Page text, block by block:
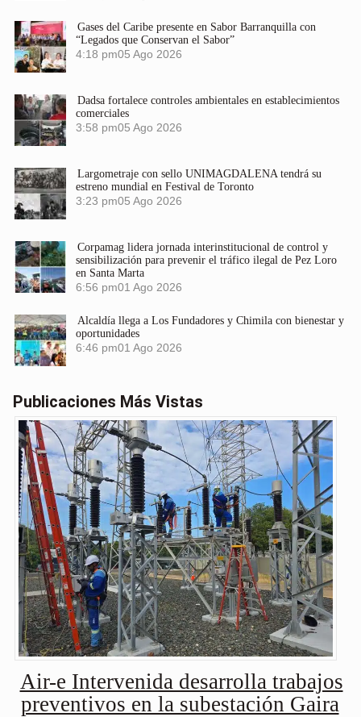
Gases del Caribe presente en Sabor Barranquilla con
“Legados que Conservan el Sabor”
4:18 pm05 Ago 2026
Dadsa fortalece controles ambientales en establecimientos
comerciales
3:58 pm05 Ago 2026
Largometraje con sello UNIMAGDALENA tendrá su
estreno mundial en Festival de Toronto
3:23 pm05 Ago 2026
Corpamag lidera jornada interinstitucional de control y
sensibilización para prevenir el tráfico ilegal de Pez Loro
en Santa Marta
6:56 pm01 Ago 2026
Alcaldía llega a Los Fundadores y Chimila con bienestar y
oportunidades
6:46 pm01 Ago 2026
Publicaciones Más Vistas
Air-e Intervenida desarrolla trabajos
preventivos en la subestación Gaira